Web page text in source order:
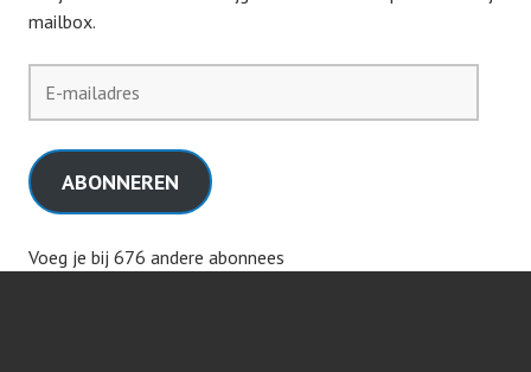
mailbox.
mailadres
ABONNEREN
Voeg je bij 676 andere abonnees